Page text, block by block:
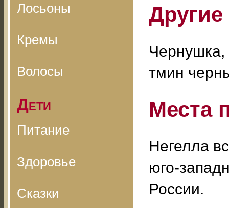
Лосьоны
Кремы
Волосы
Дети
Питание
Здоровье
Сказки
Чернушка,
тмин
Места
Негелла
юго-
России.